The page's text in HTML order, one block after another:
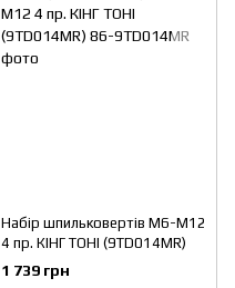
Набір шпильковертів М6-М12
4 пр. КІНГ ТОНІ (9TD014MR)
1 739 грн